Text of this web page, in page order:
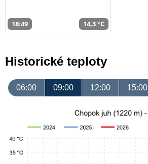
18:49 14,3 °C
Historické teploty
06:00 09:00 12:00 15:00